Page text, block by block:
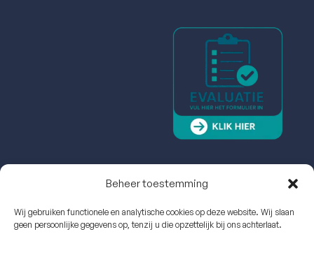
Beheer toestemming
Wij gebruiken functionele en analytische cookies op deze website. Wij slaan
geen persoonlijke gegevens op, tenzij u die opzettelijk bij ons achterlaat.